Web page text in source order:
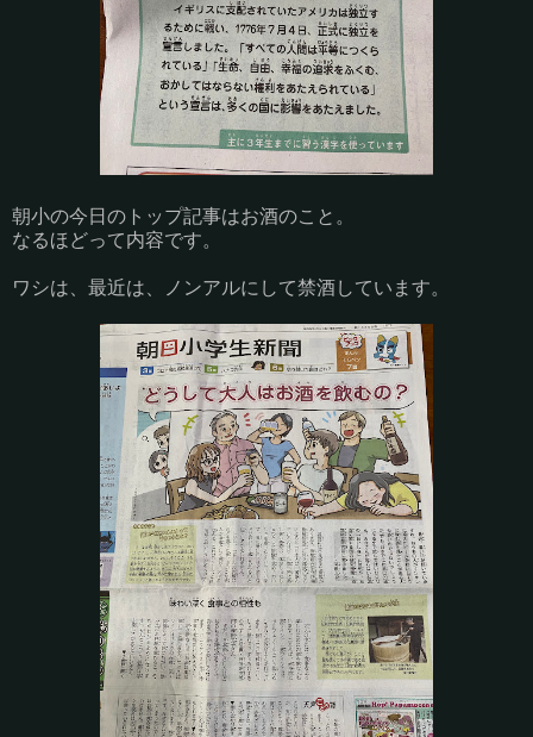
朝小の今日のトップ記事はお酒のこと。
なるほどって内容です。
ワシは、最近は、ノンアルにして禁酒しています。